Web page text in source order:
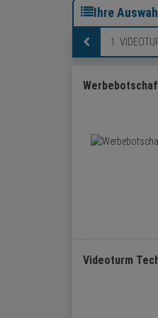
Ihre
1.
Videoturm